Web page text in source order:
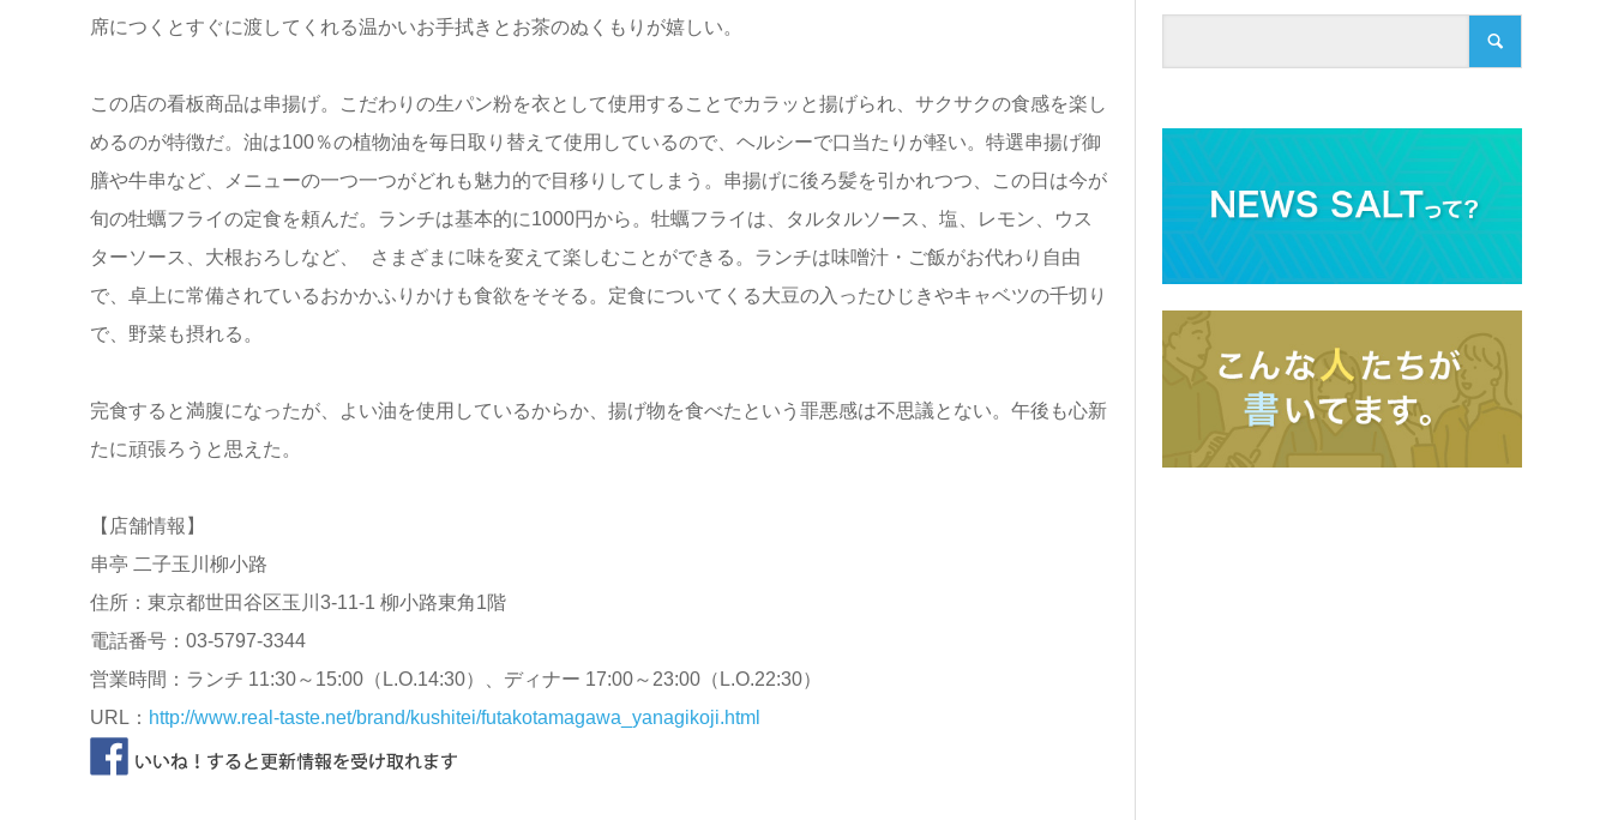
席につくとすぐに渡してくれる温かいお手拭きとお茶のぬくもりが嬉しい。
この店の看板商品は串揚げ。こだわりの生パン粉を衣として使用することでカラッと揚げられ、サクサクの食感を楽し
めるのが特徴だ。油は100％の植物油を毎日取り替えて使用しているので、ヘルシーで口当たりが軽い。特選串揚げ御
膳や牛串など、メニューの一つ一つがどれも魅力的で目移りしてしまう。串揚げに後ろ髪を引かれつつ、この日は今が
旬の牡蠣フライの定食を頼んだ。ランチは基本的に1000円から。牡蠣フライは、タルタルソース、塩、レモン、ウス
ターソース、大根おろしなど、 さまざまに味を変えて楽しむことができる。ランチは味噌汁・ご飯がお代わり自由
で、卓上に常備されているおかかふりかけも食欲をそそる。定食についてくる大豆の入ったひじきやキャベツの千切り
で、野菜も摂れる。
完食すると満腹になったが、よい油を使用しているからか、揚げ物を食べたという罪悪感は不思議とない。午後も心新
たに頑張ろうと思えた。
【店舗情報】
串亭 二子玉川柳小路
住所：東京都世田谷区玉川3-11-1 柳小路東角1階
電話番号：03-5797-3344
営業時間：ランチ 11:30～15:00（L.O.14:30）、ディナー 17:00～23:00（L.O.22:30）
URL： http://www.real-taste.net/brand/kushitei/futakotamagawa_yanagikoji.html